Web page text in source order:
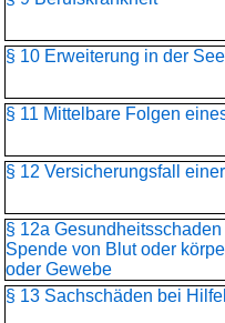
§ 10 Erweiterung in der
§ 11 Mittelbare Folgen
§ 12 Versicherungsfall
§ 12a
Spende von Blut oder
oder Gewebe
§ 13 Sachschäden bei